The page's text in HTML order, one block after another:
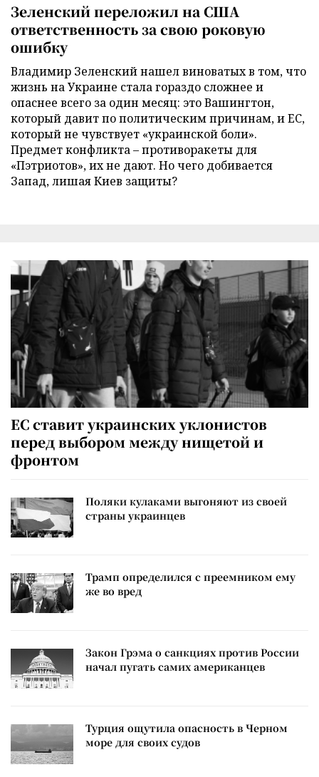
Зеленский переложил на США
ответственность за свою роковую
ошибку
Владимир Зеленский нашел виноватых в том, что
жизнь на Украине стала гораздо сложнее и
опаснее всего за один месяц: это Вашингтон,
который давит по политическим причинам, и ЕС,
который не чувствует «украинской боли».
Предмет конфликта – противоракеты для
«Пэтриотов», их не дают. Но чего добивается
Запад, лишая Киев защиты?
ЕС ставит украинских уклонистов
перед выбором между нищетой и
фронтом
Поляки кулаками выгоняют из своей
страны украинцев
Трамп определился с преемником ему
же во вред
Закон Грэма о санкциях против России
начал пугать самих американцев
Турция ощутила опасность в Черном
море для своих судов